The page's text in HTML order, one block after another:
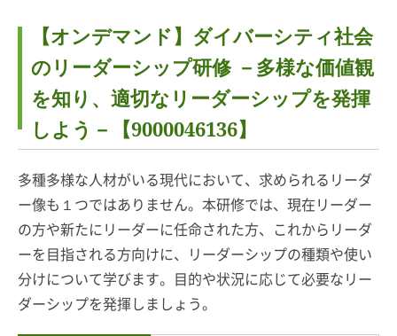
【オンデマンド】ダイバーシティ社会
のリーダーシップ研修 －多様な価値観
を知り、適切なリーダーシップを発揮
しよう－【9000046136】
多種多様な人材がいる現代において、求められるリーダ
ー像も１つではありません。本研修では、現在リーダー
の方や新たにリーダーに任命された方、これからリーダ
ーを目指される方向けに、リーダーシップの種類や使い
分けについて学びます。目的や状況に応じて必要なリー
ダーシップを発揮しましょう。